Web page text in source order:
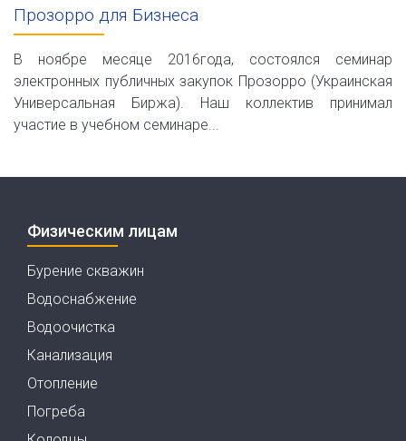
Прозорро для Бизнеса
В ноябре месяце 2016года, состоялся семинар
электронных публичных закупок Прозорро (Украинская
Универсальная Биржа). Наш коллектив принимал
участие в учебном семинаре...
Физическим лицам
Бурение скважин
Водоснабжение
Водоочистка
Канализация
Отопление
Погреба